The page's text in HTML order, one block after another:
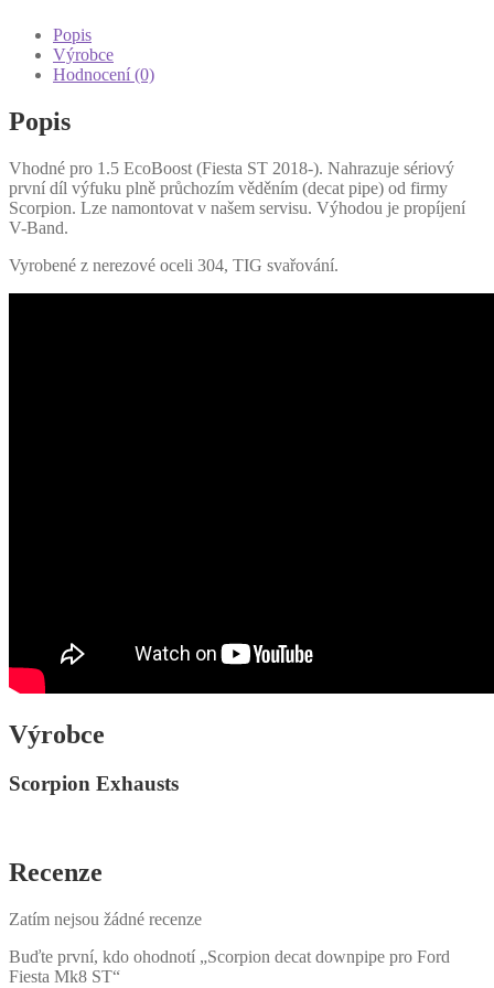
Mk8
množství
Popis
Výrobce
Hodnocení (0)
Popis
Vhodné pro 1.5 EcoBoost (Fiesta ST 2018-). Nahrazuje sériový
první díl výfuku plně průchozím věděním (decat pipe) od firmy
Scorpion. Lze namontovat v našem servisu. Výhodou je propíjení
V-Band.
Vyrobené z nerezové oceli 304, TIG svařování.
Výrobce
Scorpion Exhausts
Recenze
Zatím nejsou žádné recenze
Buďte první, kdo ohodnotí „Scorpion decat downpipe pro Ford
Fiesta Mk8 ST“